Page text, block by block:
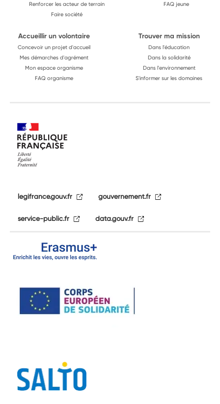
Renforcer les acteur de terrain
Faire société
FAQ jeune
Accueillir un volontaire
Concevoir un projet d'accueil
Mes démarches d'agrément
Mon espace organisme
FAQ organisme
Trouver ma mission
Dans l'éducation
Dans la solidarité
Dans l'environnement
S'informer sur les domaines
legifrance.gouv.fr gouvernement.fr
service-public.fr data.gouv.fr